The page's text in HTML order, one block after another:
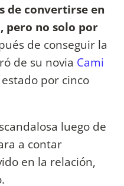
de convertirse en
pero no solo por
de conseguir la
de su novia Cami
por cinco
luego de
a contar
en la relación,